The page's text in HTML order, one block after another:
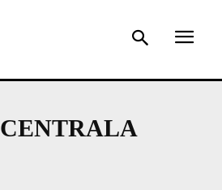
CENTRALA